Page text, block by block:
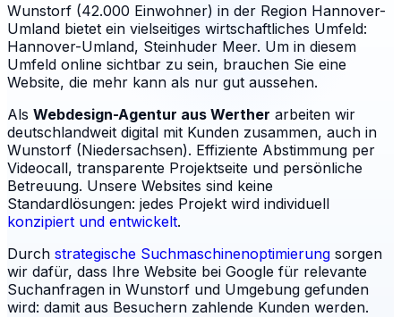
Wunstorf (42.000 Einwohner) in der Region Hannover-
Umland bietet ein vielseitiges wirtschaftliches Umfeld:
Hannover-Umland, Steinhuder Meer. Um in diesem
Umfeld online sichtbar zu sein, brauchen Sie eine
Website, die mehr kann als nur gut aussehen.
Als Webdesign-Agentur aus Werther arbeiten wir
deutschlandweit digital mit Kunden zusammen, auch in
Wunstorf (Niedersachsen). Effiziente Abstimmung per
Videocall, transparente Projektseite und persönliche
Betreuung. Unsere Websites sind keine
Standardlösungen: jedes Projekt wird individuell
konzipiert und entwickelt.
Durch strategische Suchmaschinenoptimierung sorgen
wir dafür, dass Ihre Website bei Google für relevante
Suchanfragen in Wunstorf und Umgebung gefunden
wird: damit aus Besuchern zahlende Kunden werden.